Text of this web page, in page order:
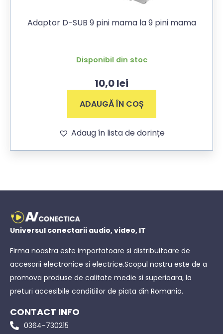
Adaptor D-SUB 9 pini mama la 9 pini mama
Disponibil din stoc
10,0lei
ADAUGĂ ÎN COȘ
Adaug în lista de dorințe
Universul conectarii audio, video, IT
Firma noastra este importatoare si distribuitoare de
accesorii electronice si electrice.Scopul nostru este de a
promova produse de calitate medie si superioara, la
preturi accesibile conditiilor de piata din Romania.
CONTACT INFO
0364-730215